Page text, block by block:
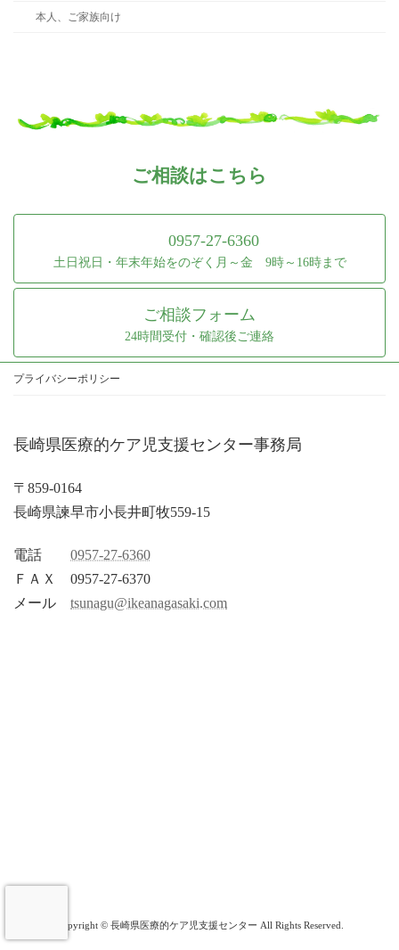
本人、ご家族向け
ご相談はこちら
0957-27-6360
土日祝日・年末年始をのぞく月～金 9時～16時まで
ご相談フォーム
24時間受付・確認後ご連絡
プライバシーポリシー
長崎県医療的ケア児支援センター事務局
〒859-0164
長崎県諫早市小長井町牧559-15
電話 0957-27-6360
ＦＡＸ 0957-27-6370
メール tsunagu@ikeanagasaki.com
Copyright © 長崎県医療的ケア児支援センター All Rights Reserved.